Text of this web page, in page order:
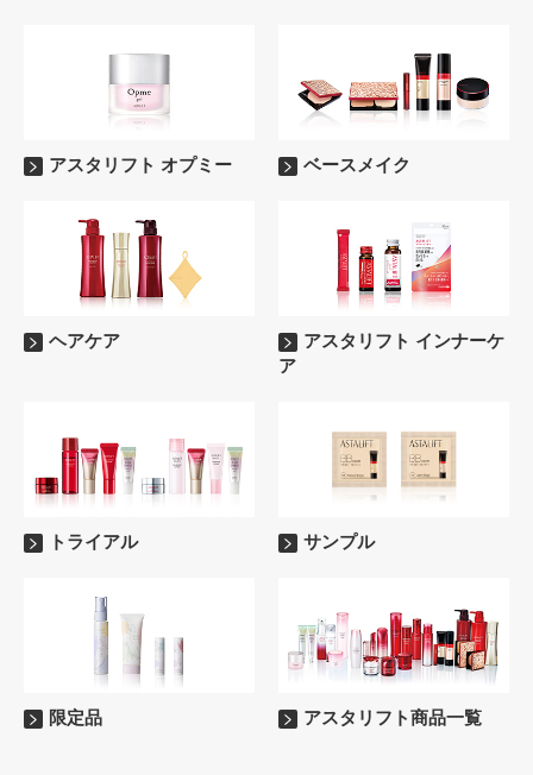
アスタリフト オプミー ベースメイク
ヘアケア
アスタリフト インナーケ
ア
トライアル サンプル
限定品 アスタリフト商品一覧